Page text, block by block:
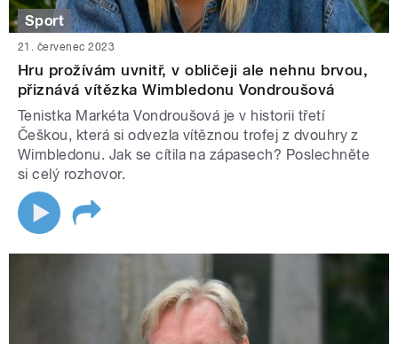
Sport
21. červenec 2023
Hru prožívám uvnitř, v obličeji ale nehnu brvou,
přiznává vítězka Wimbledonu Vondroušová
Tenistka Markéta Vondroušová je v historii třetí
Češkou, která si odvezla vítěznou trofej z dvouhry z
Wimbledonu. Jak se cítila na zápasech? Poslechněte
si celý rozhovor.